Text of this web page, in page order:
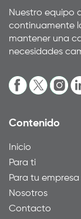
Nuestro equipo
continuamente
mantener una
necesidades
Contenido
Inicio
Para ti
Para tu empresa
Nosotros
Contacto